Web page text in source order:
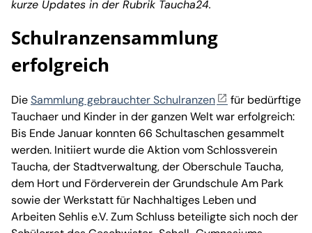
kurze Updates in der Rubrik Taucha24.
Schulranzensammlung
erfolgreich
DieSammlung gebrauchter Schulranzen
für bedürftige
Tauchaer und Kinder in der ganzen Welt war erfolgreich:
Bis Ende Januar konnten 66 Schultaschen gesammelt
werden. Initiiert wurde die Aktion vom Schlossverein
Taucha, der Stadtverwaltung, der Oberschule Taucha,
dem Hort und Förderverein der Grundschule Am Park
sowie der Werkstatt für Nachhaltiges Leben und
Arbeiten Sehlis e.V. Zum Schluss beteiligte sich noch der